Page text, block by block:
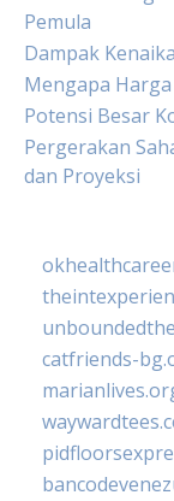
Pemula
Dampak
Mengapa
Potensi Besar
Pergerakan
dan Proyeksi
catfriends-